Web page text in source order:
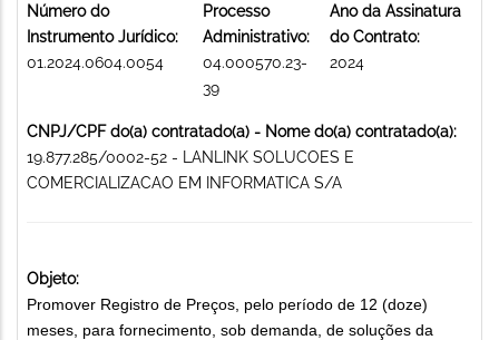
Número do
Instrumento Jurídico:
01.2024.0604.0054
Processo
Administrativo:
04.000570.23-
39
Ano da Assinatura
do Contrato:
2024
CNPJ/CPF do(a) contratado(a) - Nome do(a) contratado(a):
19.877.285/0002-52 - LANLINK SOLUCOES E
COMERCIALIZACAO EM INFORMATICA S/A
Objeto:
Promover Registro de Preços, pelo período de 12 (doze)
meses, para fornecimento, sob demanda, de soluções da